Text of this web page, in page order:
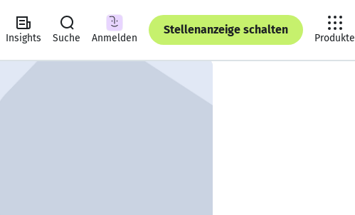
Insights Suche Anmelden
Stellenanzeige schalten
Produkte